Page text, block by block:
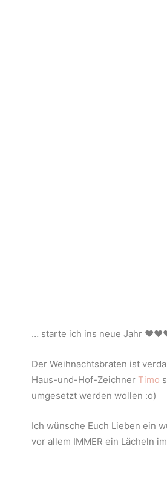
… starte ich ins neue Jahr
Der Weihnachtsbraten ist
Haus-und-Hof-Zeichner Timo
umgesetzt werden wollen :o)
Ich wünsche Euch Lieben ein
vor allem IMMER ein Lächeln